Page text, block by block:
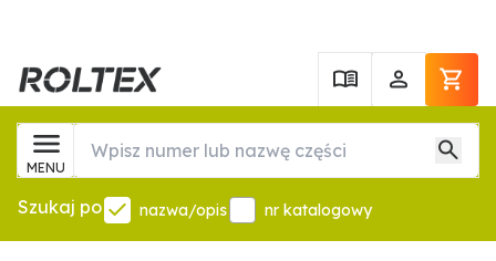
MENU
Szukaj po nazwa/opis nr katalogowy